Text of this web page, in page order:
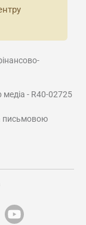
медіа - R40-02725
письмовою